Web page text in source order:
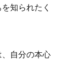
知られたく
自分の本心